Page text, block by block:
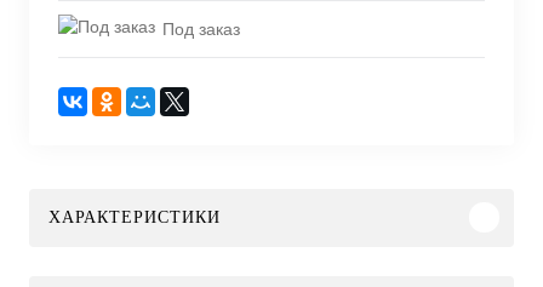
Под заказ
ХАРАКТЕРИСТИКИ